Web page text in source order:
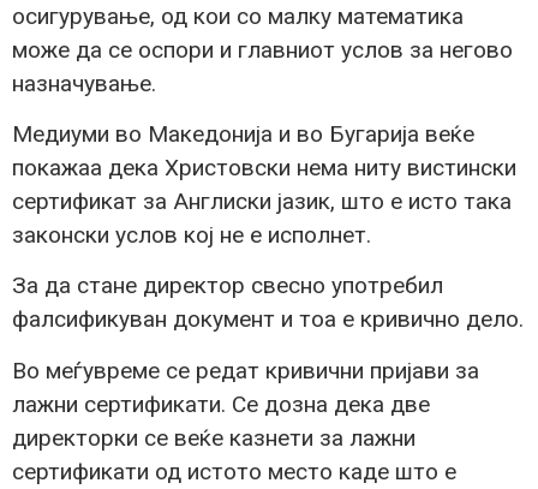
осигурување, од кои со малку математика
може да се оспори и главниот услов за негово
назначување.
Медиуми во Македонија и во Бугарија веќе
покажаа дека Христовски нема ниту вистински
сертификат за Англиски јазик, што е исто така
законски услов кој не е исполнет.
За да стане директор свесно употребил
фалсификуван документ и тоа е кривично дело.
Во меѓувреме се редат кривични пријави за
лажни сертификати. Се дозна дека две
директорки се веќе казнети за лажни
сертификати од истото место каде што е